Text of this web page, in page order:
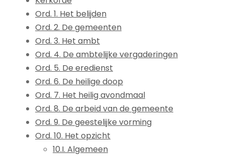
Ord. 1. Het belijden
Ord. 2. De gemeenten
Ord. 3. Het ambt
Ord. 4. De ambtelijke vergaderingen
Ord. 5. De eredienst
Ord. 6. De heilige doop
Ord. 7. Het heilig avondmaal
Ord. 8. De arbeid van de gemeente
Ord. 9. De geestelijke vorming
Ord. 10. Het opzicht
10.I. Algemeen